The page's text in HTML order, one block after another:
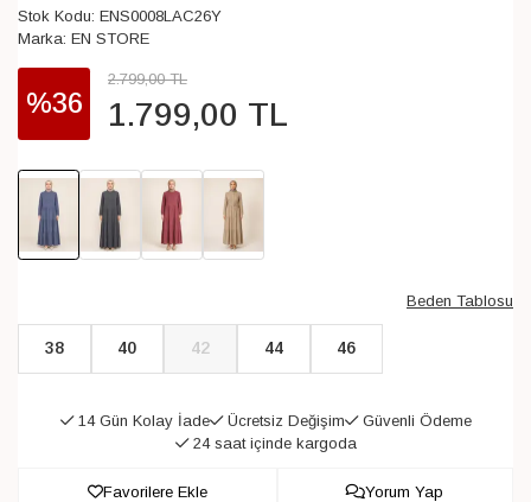
Stok Kodu: ENS0008LAC26Y
Marka: EN STORE
%36
2.799,00 TL
1.799,00 TL
Beden Tablosu
38 40 42 44 46
14 Gün Kolay İade Ücretsiz Değişim
Güvenli Ödeme
24 saat içinde kargoda
Favorilere Ekle Yorum Yap